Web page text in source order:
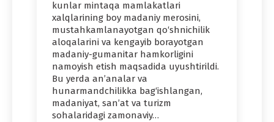
kunlar mintaqa mamlakatlari
xalqlarining boy madaniy merosini,
mustahkamlanayotgan qo‘shnichilik
aloqalarini va kengayib borayotgan
madaniy-gumanitar hamkorligini
namoyish etish maqsadida uyushtirildi.
Bu yerda an’analar va
hunarmandchilikka bag‘ishlangan,
madaniyat, san’at va turizm
sohalaridagi zamonaviy…